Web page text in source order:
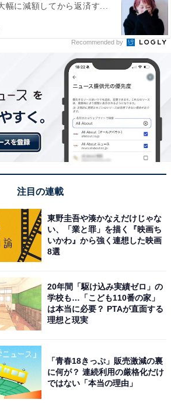
幅に減額してから返済す...
Recommended by
注目の連載
東野圭吾や湊かなえだけじゃな
い、「業と罪」を描く『映画ち
いかわ』から強く連想した映画
8選
20年間「駆け込み実績ゼロ」の
学校も…「こども110番の家」
は本当に必要？ PTAが直面する
理想と現実
「青春18きっぷ」販売激減の裏
に何が？ 連続利用の厳格化だけ
ではない「本当の理由」